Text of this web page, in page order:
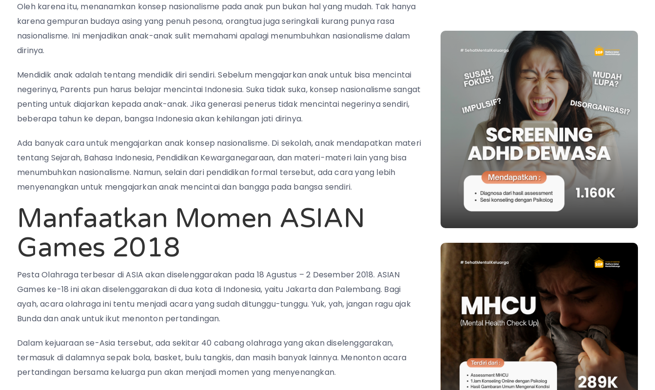
Oleh karena itu, menanamkan konsep nasionalisme pada anak pun bukan hal yang mudah. Tak hanya
karena gempuran budaya asing yang penuh pesona, orangtua juga seringkali kurang punya rasa
nasionalisme. Ini menjadikan anak-anak sulit memahami apalagi menumbuhkan nasionalisme dalam
dirinya.
Mendidik anak adalah tentang mendidik diri sendiri. Sebelum mengajarkan anak untuk bisa mencintai
negerinya, Parents pun harus belajar mencintai Indonesia. Suka tidak suka, konsep nasionalisme sangat
penting untuk diajarkan kepada anak-anak. Jika generasi penerus tidak mencintai negerinya sendiri,
beberapa tahun ke depan, bangsa Indonesia akan kehilangan jati dirinya.
Ada banyak cara untuk mengajarkan anak konsep nasionalisme. Di sekolah, anak mendapatkan materi
tentang Sejarah, Bahasa Indonesia, Pendidikan Kewarganegaraan, dan materi-materi lain yang bisa
menumbuhkan nasionalisme. Namun, selain dari pendidikan formal tersebut, ada cara yang lebih
menyenangkan untuk mengajarkan anak mencintai dan bangga pada bangsa sendiri.
Manfaatkan Momen ASIAN
Games 2018
Pesta Olahraga terbesar di ASIA akan diselenggarakan pada 18 Agustus – 2 Desember 2018. ASIAN
Games ke-18 ini akan diselenggarakan di dua kota di Indonesia, yaitu Jakarta dan Palembang. Bagi
ayah, acara olahraga ini tentu menjadi acara yang sudah ditunggu-tunggu. Yuk, yah, jangan ragu ajak
Bunda dan anak untuk ikut menonton pertandingan.
Dalam kejuaraan se-Asia tersebut, ada sekitar 40 cabang olahraga yang akan diselenggarakan,
termasuk di dalamnya sepak bola, basket, bulu tangkis, dan masih banyak lainnya. Menonton acara
pertandingan bersama keluarga pun akan menjadi momen yang menyenangkan.